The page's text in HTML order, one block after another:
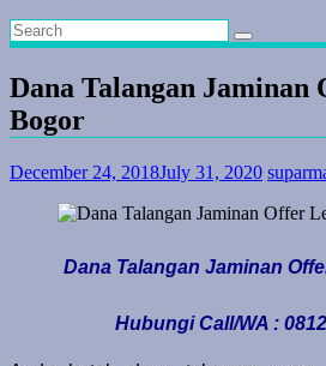
Dana Talangan
Bogor
December 24, 2018July 31, 2020
Dana Talangan Jaminan
Hubungi Call/WA :